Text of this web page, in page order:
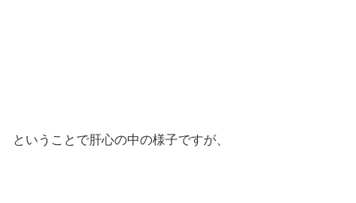
ということで肝心の中の様子ですが、